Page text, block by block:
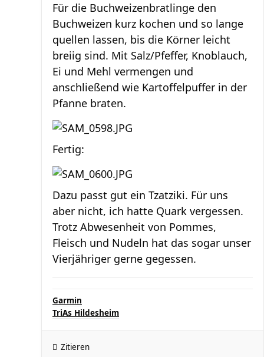
Für die Buchweizenbratlinge den
Buchweizen kurz kochen und so lange
quellen lassen, bis die Körner leicht
breiig sind. Mit Salz/Pfeffer, Knoblauch,
Ei und Mehl vermengen und
anschließend wie Kartoffelpuffer in der
Pfanne braten.
Fertig:
Dazu passt gut ein Tzatziki. Für uns
aber nicht, ich hatte Quark vergessen.
Trotz Abwesenheit von Pommes,
Fleisch und Nudeln hat das sogar unser
Vierjähriger gerne gegessen.
Garmin
TriAs Hildesheim
Zitieren